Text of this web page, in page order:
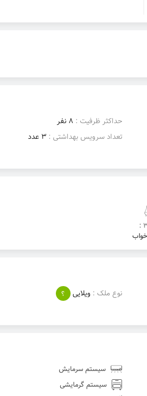
حداکثر ظرفیت : 8 نفر
تعداد سرویس بهداشتی : 3 عدد
نوع ملک : ویلایی
؟
سیستم سرمایش
سیستم گرمایشی